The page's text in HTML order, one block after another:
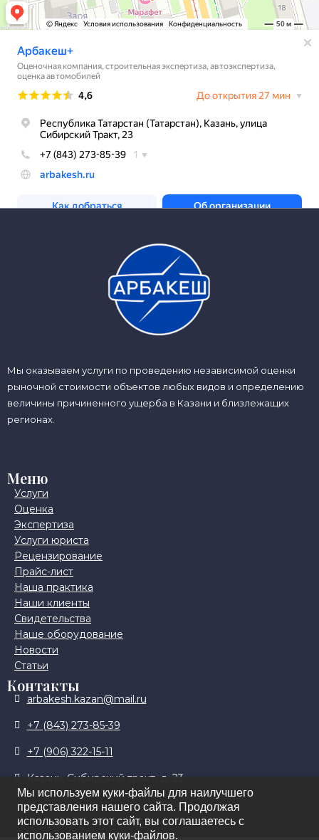
Мы оказываем услуги по проведению независимой оценки
рыночной стоимости объектов любых видов и определению
величины причиненного ущерба в Казани и близлежащих
регионах.
Меню
Услуги
Оценка
Экспертиза
Услуги юриста
Рецензирование
Прайс-лист
Наша практика
Наши клиенты
Свидетельства
Наше оборудование
Новости
Статьи
Контакты
arbakesh.kazan@mail.ru
+7 (843) 273-85-39
+7 (906) 322-15-11
Казань, Сибирский тракт, д. 23
Мы используем куки-файлы для наилучшего
представления нашего сайта. Продолжая
использовать этот сайт, вы соглашаетесь с
использованием куки-файлов.